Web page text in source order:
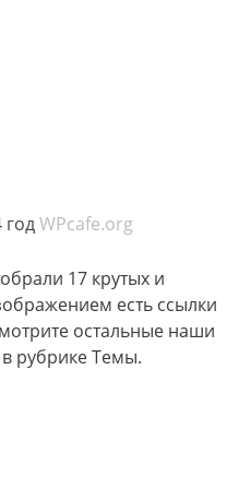
годWPcafe.org
17 крутых и
есть ссылки
остальные наши
рубрике Темы.